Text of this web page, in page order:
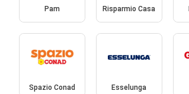
Pam Risparmio Casa
Spazio Conad Esselunga